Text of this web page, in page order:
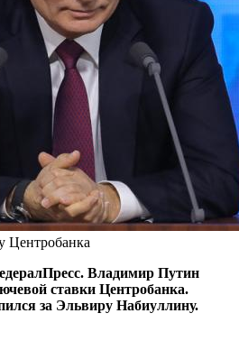
Центробанка
Владимир Путин
ставки Центробанка.
за Эльвиру Набиуллину.